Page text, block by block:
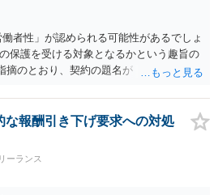
者性」が認められる可能性があるでしょ
保護を受ける対象となるかという趣旨の
摘のとおり、契約の題名が「業務委託契
労働法の保護を受ける対象になり得ま
は、①指揮命令関係の存在、②報酬の対
事情も加味されます。 相談者さんが述べ
や時間、休日や業務指示等について①の
られますが、②の点についてはあいまい
け取り方をしていれば、認められる可能
な報酬引き下げ要求への対処
ーランス